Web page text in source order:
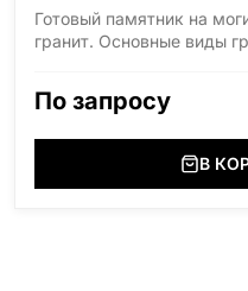
Готовый памятник на
гранит. Основные виды
область), Мансуровский
(Украина, Житомерская
(Украина, Житомерская
(Россия, Карелия),
По запросу
В